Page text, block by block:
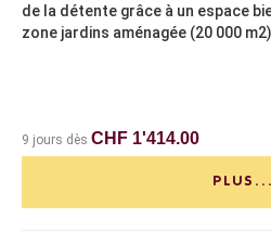
de la détente grâce à un espace
zone jardins aménagée (20 000
9 jours dès CHF 1'414.00
PLUS...